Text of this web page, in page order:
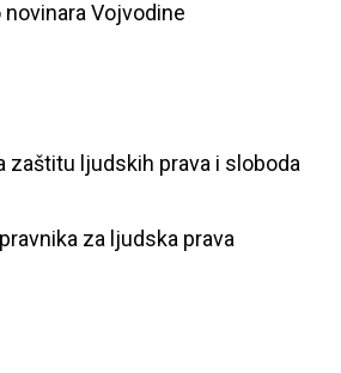
Vojvodine
zaštitu ljudskih prava i sloboda
za ljudska prava